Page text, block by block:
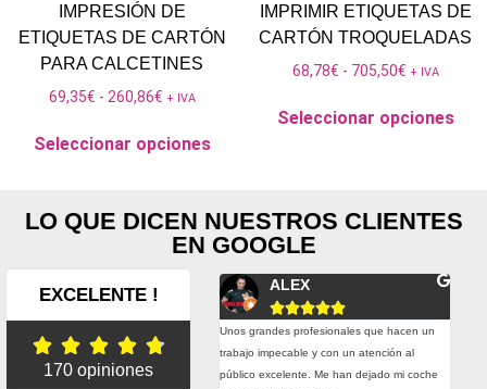
IMPRESIÓN DE
ETIQUETAS DE CARTÓN
PARA CALCETINES
69,35€ - 260,86€ + IVA
Seleccionar opciones
IMPRIMIR ETIQUETAS DE
CARTÓN TROQUELADAS
68,78€ - 705,50€ + IVA
Seleccionar opciones
LO QUE DICEN NUESTROS CLIENTES
EN GOOGLE
EXCELENTE !
    
170 opiniones
Fernando Conesa
hemos tenido alguna urgencia real
todo lo posible por entregarnos el
ALEX

Unos grandes profesionales que hacen un
trabajo impecable y con un atención al
público excelente. Me han dejado mi coche